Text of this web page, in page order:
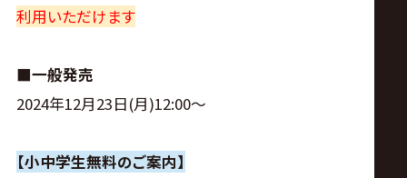
利用いただけます
■一般発売
2024年12月23日(月)12:00〜
【小中学生無料のご案内】